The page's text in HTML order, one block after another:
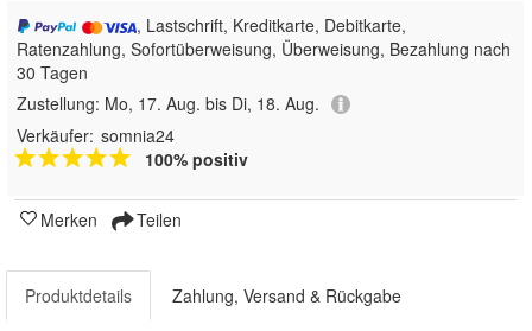
, Lastschrift, Kreditkarte, Debitkarte,
Ratenzahlung, Sofortüberweisung, Überweisung, Bezahlung nach
30 Tagen
Zustellung: Mo, 17. Aug. bis Di, 18. Aug.
Verkäufer: somnia24
100% positiv
Merken Teilen
Produktdetails Zahlung, Versand & Rückgabe